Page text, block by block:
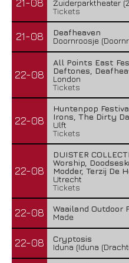
21-08
Zuiderparktheater
Tickets
21-08
Deafheaven
Doornroosje
22-08
All Points East
Deftones,
London
Tickets
22-08
Huntenpop
Irons, The Dirty
Ulft
Tickets
22-08
DUISTER
Worship,
Modder, Terzij De
Utrecht
Tickets
22-08
Waailand Outdoor
Made
22-08
Cryptosis
Iduna (Iduna